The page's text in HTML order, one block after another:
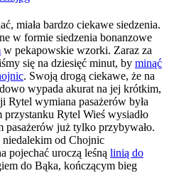
miała bardzo ciekawe siedzenia.
w formie siedzenia bonanzowe
w pekapowskie wzorki. Zaraz za
się na dziesięć minut, by minąć
. Swoją drogą ciekawe, że na
wypada akurat na jej krótkim,
wymiana pasażerów była
Rytel Wieś wysiadło
pasażerów już tylko przybywało.
niedalekim od Chojnic
pojechać uroczą leśną linią do
do Bąka, kończącym bieg